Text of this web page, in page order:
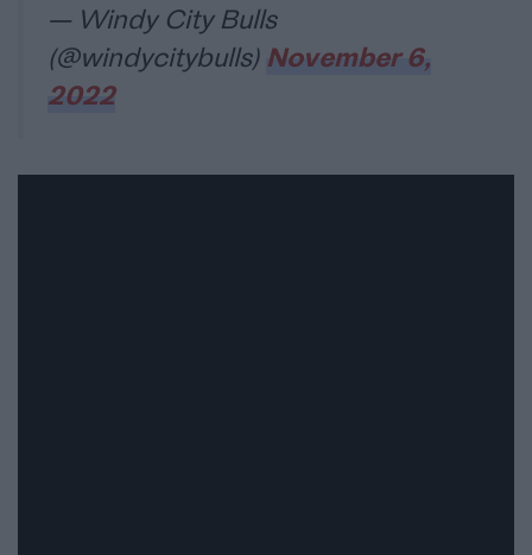
— Windy City Bulls
(@windycitybulls) November 6,
2022